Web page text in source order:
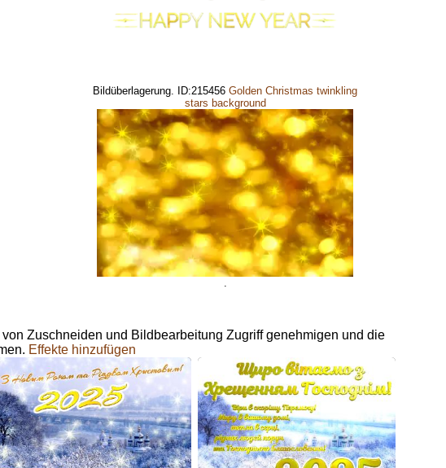
Bildüberlagerung. ID:215456Golden Christmas twinkling
stars background
.
Zuschneiden und Bildbearbeitung Zugriff genehmigen und die
Effekte hinzufügen